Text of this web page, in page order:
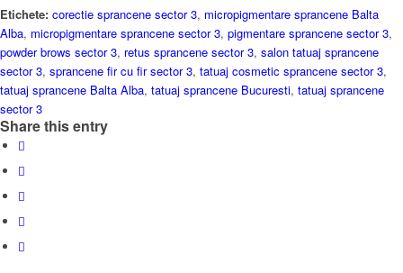
Etichete: corectie sprancene sector 3, micropigmentare sprancene Balta
Alba, micropigmentare sprancene sector 3, pigmentare sprancene sector 3,
powder brows sector 3, retus sprancene sector 3, salon tatuaj sprancene
sector 3, sprancene fir cu fir sector 3, tatuaj cosmetic sprancene sector 3,
tatuaj sprancene Balta Alba, tatuaj sprancene Bucuresti, tatuaj sprancene
sector 3
Share this entry